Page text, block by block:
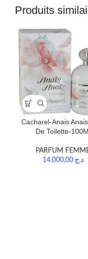
Produits
Cacharel-Anais
De Toilette-
PARFUM
د.ج 14.000,00